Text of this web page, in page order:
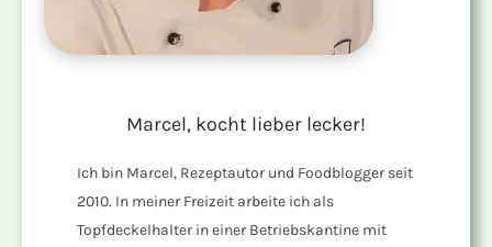
Marcel, kocht lieber lecker!
Ich bin Marcel, Rezeptautor und Foodblogger seit
2010. In meiner Freizeit arbeite ich als
Topfdeckelhalter in einer Betriebskantine mit